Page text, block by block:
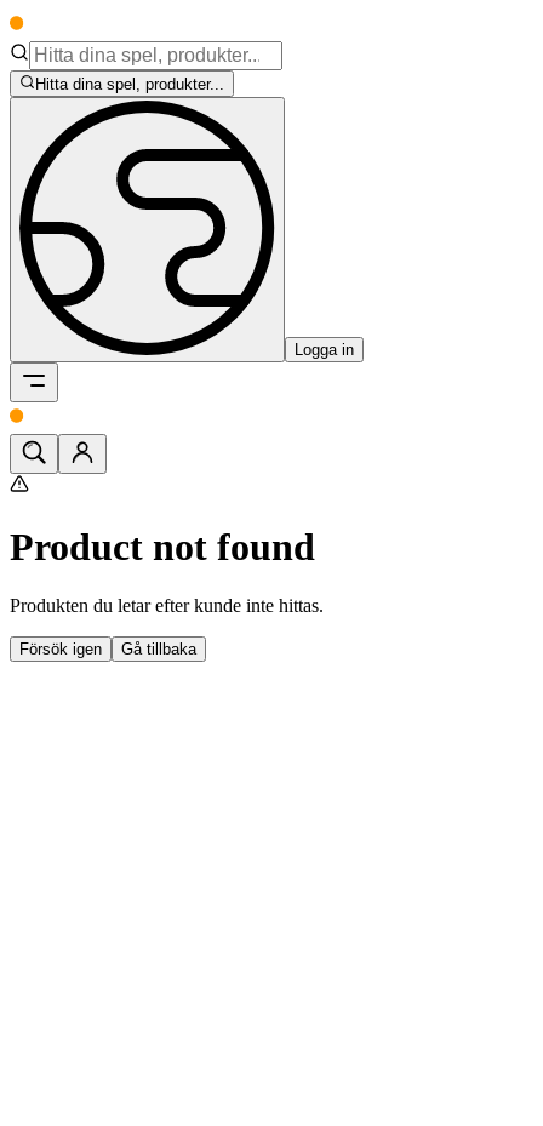
Hitta dina spel, produkter...
Logga in
Product not found
Produkten du letar efter kunde inte hittas.
Försök igen Gå tillbaka